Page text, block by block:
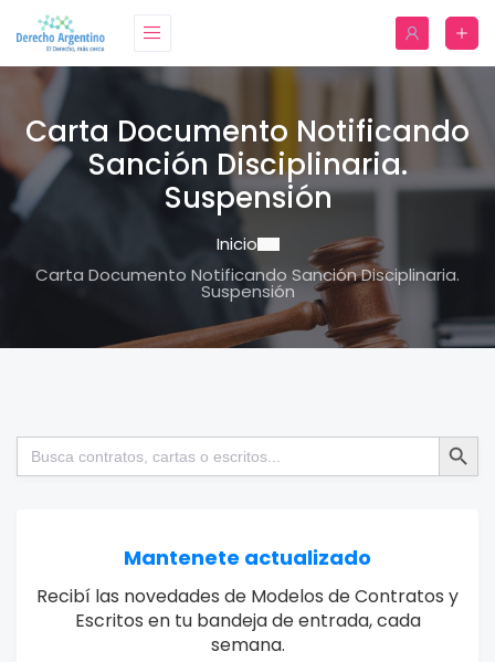
Carta Documento Notificando
Sanción Disciplinaria.
Suspensión
Inicio
Carta Documento Notificando Sanción Disciplinaria.
Suspensión
Buscar: Botón de
Mantenete actualizado
Recibí las novedades de Modelos de Contratos y
Escritos en tu bandeja de entrada, cada
semana.